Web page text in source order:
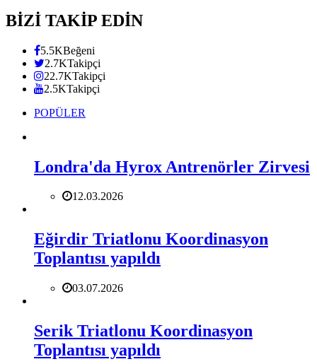
BİZİ TAKİP EDİN
5.5KBeğeni
2.7KTakipçi
22.7KTakipçi
2.5KTakipçi
POPÜLER
Londra'da Hyrox Antrenörler Zirvesi
12.03.2026
Eğirdir Triatlonu Koordinasyon
Toplantısı yapıldı
03.07.2026
Serik Triatlonu Koordinasyon
Toplantısı yapıldı